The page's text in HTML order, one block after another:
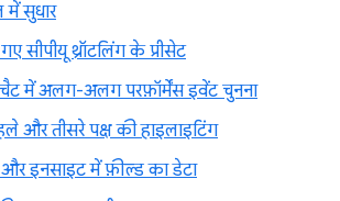
में सुधार
सीपीयू थ्रॉटलिंग के प्रीसेट
में अलग-अलग परफ़ॉर्मेंस इवेंट चुनना
और तीसरे पक्ष की हाइलाइटिंग
और इनसाइट में फ़ील्ड का डेटा